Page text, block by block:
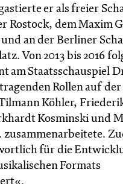
er als freier
Rostock, dem Maxim
an der Berliner
Von 2013 bis 2016
am Staatsschauspiel
Rollen auf
Köhler,
Kosminski und
zusammenarbeitete.
für die
Formats